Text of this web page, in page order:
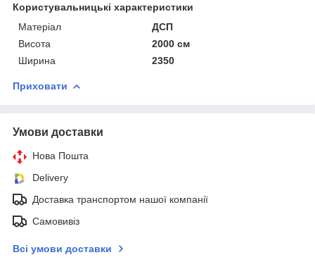
Користувальницькі характеристики
Матеріал
ДСП
Висота
2000 см
Ширина
2350
Приховати
Умови доставки
Нова Пошта
Delivery
Доставка транспортом нашої компанії
Самовивіз
Всі умови доставки